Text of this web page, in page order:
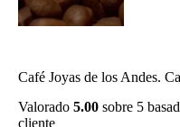
Café Joyas de los Andes.
Valorado 5.00 sobre 5
cliente